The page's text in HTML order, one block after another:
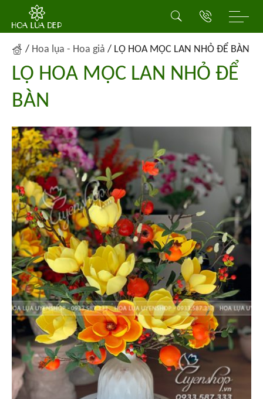
/ Hoa lụa - Hoa giả / LỌ HOA MỘC LAN NHỎ ĐỂ BÀN
LỌ HOA MỘC LAN NHỎ ĐỂ
BÀN